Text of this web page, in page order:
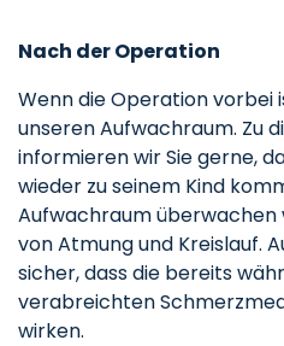
Nach der Operation
Wenn die Operation vorbei
unseren Aufwachraum. Zu
informieren wir Sie gerne,
wieder zu seinem Kind
Aufwachraum überwachen
von Atmung und Kreislauf.
sicher, dass die bereits
verabreichten
wirken.